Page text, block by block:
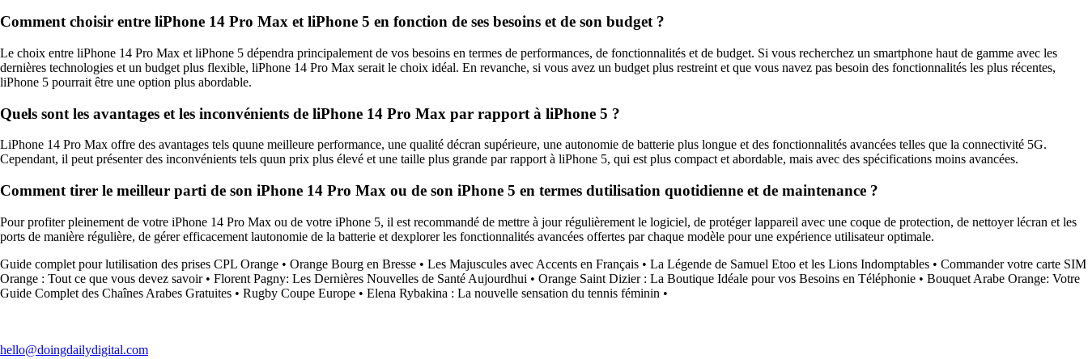
Comment choisir entre liPhone 14 Pro Max et liPhone 5 en fonction de ses besoins et de son budget ?
Le choix entre liPhone 14 Pro Max et liPhone 5 dépendra principalement de vos besoins en termes de performances, de fonctionnalités et de budget. Si vous recherchez un smartphone haut de gamme avec les
dernières technologies et un budget plus flexible, liPhone 14 Pro Max serait le choix idéal. En revanche, si vous avez un budget plus restreint et que vous navez pas besoin des fonctionnalités les plus récentes,
liPhone 5 pourrait être une option plus abordable.
Quels sont les avantages et les inconvénients de liPhone 14 Pro Max par rapport à liPhone 5 ?
LiPhone 14 Pro Max offre des avantages tels quune meilleure performance, une qualité décran supérieure, une autonomie de batterie plus longue et des fonctionnalités avancées telles que la connectivité 5G.
Cependant, il peut présenter des inconvénients tels quun prix plus élevé et une taille plus grande par rapport à liPhone 5, qui est plus compact et abordable, mais avec des spécifications moins avancées.
Comment tirer le meilleur parti de son iPhone 14 Pro Max ou de son iPhone 5 en termes dutilisation quotidienne et de maintenance ?
Pour profiter pleinement de votre iPhone 14 Pro Max ou de votre iPhone 5, il est recommandé de mettre à jour régulièrement le logiciel, de protéger lappareil avec une coque de protection, de nettoyer lécran et les
ports de manière régulière, de gérer efficacement lautonomie de la batterie et dexplorer les fonctionnalités avancées offertes par chaque modèle pour une expérience utilisateur optimale.
Guide complet pour lutilisation des prises CPL Orange • Orange Bourg en Bresse • Les Majuscules avec Accents en Français • La Légende de Samuel Etoo et les Lions Indomptables • Commander votre carte SIM
Orange : Tout ce que vous devez savoir• Florent Pagny: Les Dernières Nouvelles de Santé Aujourdhui • Orange Saint Dizier : La Boutique Idéale pour vos Besoins en Téléphonie • Bouquet Arabe Orange: Votre
Guide Complet des Chaînes Arabes Gratuites • Rugby Coupe Europe • Elena Rybakina : La nouvelle sensation du tennis féminin •
hello@doingdailydigital.com